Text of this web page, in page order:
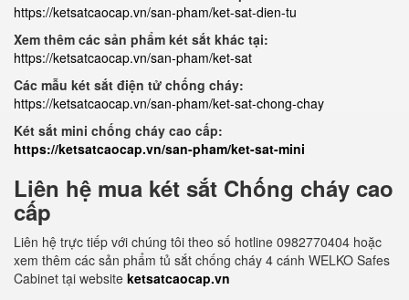
https://ketsatcaocap.vn/san-pham/ket-sat-dien-tu
Xem thêm các sản phẩm két sắt khác tại:
https://ketsatcaocap.vn/san-pham/ket-sat
Các mẫu két sắt điện tử chống cháy:
https://ketsatcaocap.vn/san-pham/ket-sat-chong-chay
Két sắt mini chống cháy cao cấp:
https://ketsatcaocap.vn/san-pham/ket-sat-mini
Liên hệ mua két sắt Chống cháy cao
cấp
Liên hệ trực tiếp với chúng tôi theo số hotline 0982770404 hoặc
xem thêm các sản phẩm tủ sắt chống cháy 4 cánh WELKO Safes
Cabinet tại website ketsatcaocap.vn